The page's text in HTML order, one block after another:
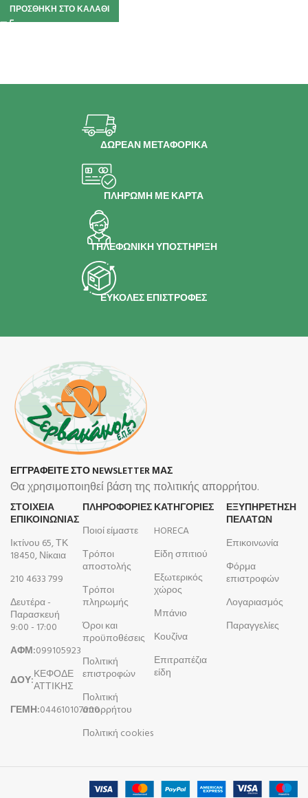
ΠΡΟΣΘΉΚΗ ΣΤΟ ΚΑΛΆΘΙ
ΔΩΡΕΑΝ ΜΕΤΑΦΟΡΙΚΑ
ΠΛΗΡΩΜΗ ΜΕ ΚΑΡΤΑ
ΤΗΛΕΦΩΝΙΚΗ ΥΠΟΣΤΗΡΙΞΗ
ΕΥΚΟΛΕΣ ΕΠΙΣΤΡΟΦΕΣ
ΕΓΓΡΑΦΕΙΤΕ ΣΤΟ NEWSLETTER ΜΑΣ
Θα χρησιμοποιηθεί βάση της πολιτικής απορρήτου.
ΣΤΟΙΧΕΙΑ
ΕΠΙΚΟΙΝΩΝΙΑΣ
Ικτίνου 65, ΤΚ
18450, Νίκαια
210 4633 799
Δευτέρα -
Παρασκευή
9:00 - 17:00
ΑΦΜ:099105923
ΔΟΥ:ΚΕΦΟΔΕ
ΑΤΤΙΚΗΣ
ΓΕΜΗ:044610107000
ΠΛΗΡΟΦΟΡΊΕΣ
Ποιοί είμαστε
Τρόποι
αποστολής
Τρόποι
πληρωμής
Όροι και
προϋποθέσεις
Πολιτική
επιστροφών
Πολιτική
απορρήτου
Πολιτική cookies
ΚΑΤΗΓΟΡΙΕΣ
HORECA
Είδη σπιτιού
Εξωτερικός
χώρος
Μπάνιο
Κουζίνα
Επιτραπέζια
είδη
ΕΞΥΠΗΡΕΤΗΣΗ
ΠΕΛΑΤΩΝ
Επικοινωνία
Φόρμα
επιστροφών
Λογαριασμός
Παραγγελίες